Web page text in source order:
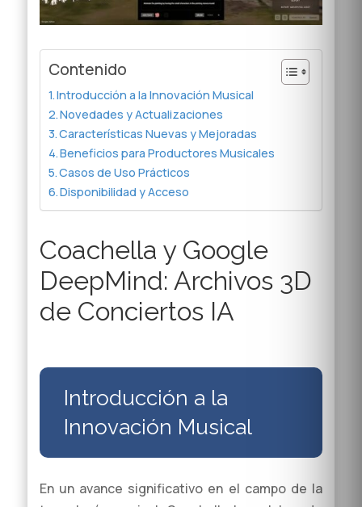
Contenido
Introducción a la Innovación Musical
Novedades y Actualizaciones
Características Nuevas y Mejoradas
Beneficios para Productores Musicales
Casos de Uso Prácticos
Disponibilidad y Acceso
Coachella y Google
DeepMind: Archivos 3D
de Conciertos IA
Introducción a la
Innovación Musical
En un avance significativo en el campo de la